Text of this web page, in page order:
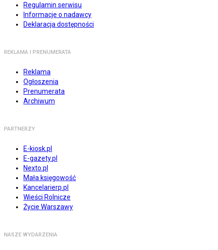
Regulamin serwisu
Informacje o nadawcy
Deklaracja dostępności
REKLAMA I PRENUMERATA
Reklama
Ogłoszenia
Prenumerata
Archiwum
PARTNERZY
E-kiosk.pl
E-gazety.pl
Nexto.pl
Mała księgowość
Kancelarierp.pl
Wieści Rolnicze
Życie Warszawy
NASZE WYDARZENIA